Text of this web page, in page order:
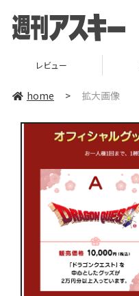
レビュー
home > 拡大画像